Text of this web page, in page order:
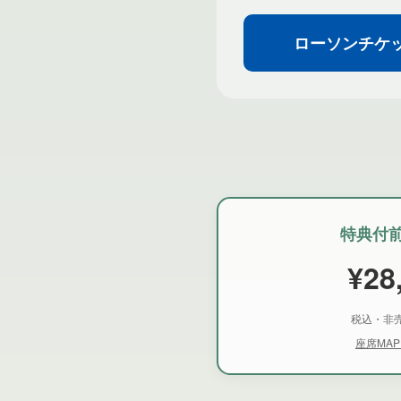
ローソンチケ
特典付
税込・非
座席